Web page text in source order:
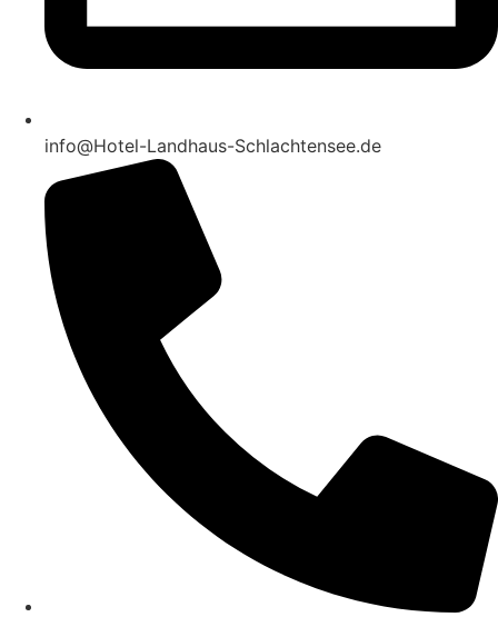
info@Hotel-Landhaus-Schlachtensee.de